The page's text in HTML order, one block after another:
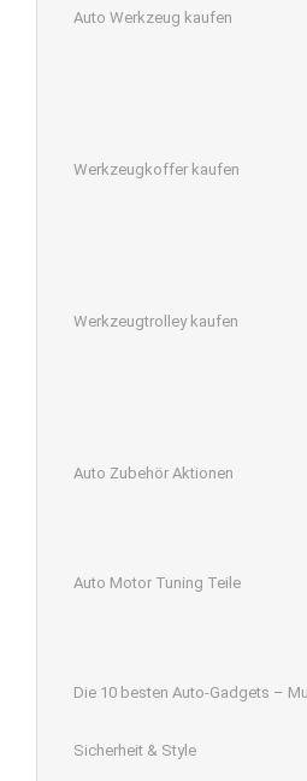
Auto Werkzeug kaufen
Werkzeugkoffer kaufen
Werkzeugtrolley kaufen
Auto Zubehör Aktionen
Auto Motor Tuning Teile
Die 10 besten Auto-Gadgets –
Sicherheit & Style